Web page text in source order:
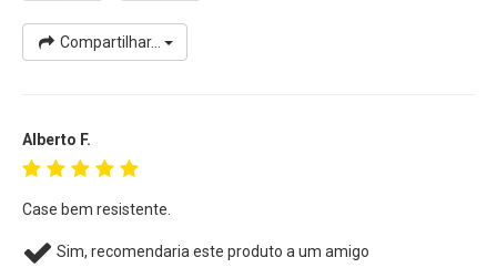
Compartilhar...
Alberto F.
Case bem resistente.
Sim, recomendaria este produto a um amigo